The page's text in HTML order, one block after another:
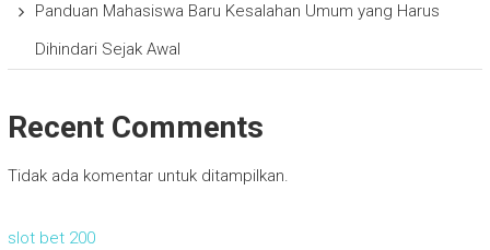
Panduan Mahasiswa Baru Kesalahan Umum yang Harus
Dihindari Sejak Awal
Recent Comments
Tidak ada komentar untuk ditampilkan.
slot bet 200